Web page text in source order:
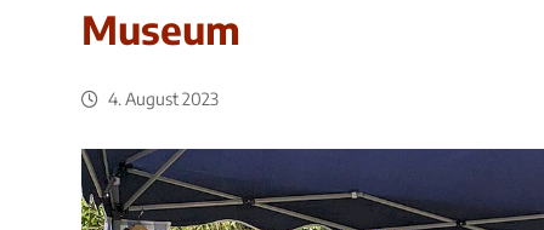
Museum
4. August 2023